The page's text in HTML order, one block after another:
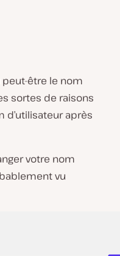
peut-être le nom
sortes de raisons
d’utilisateur après
votre nom
vu